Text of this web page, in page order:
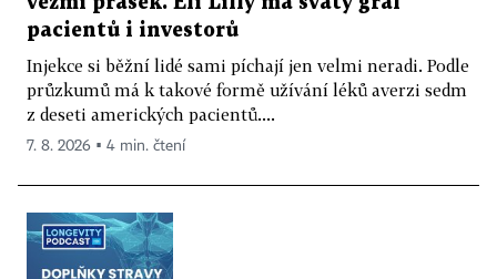
pacientů i investorů
Injekce si běžní lidé sami píchají jen velmi neradi. Podle
průzkumů má k takové formě užívání léků averzi sedm
z deseti amerických pacientů....
7. 8. 2026 ▪ 4 min. čtení